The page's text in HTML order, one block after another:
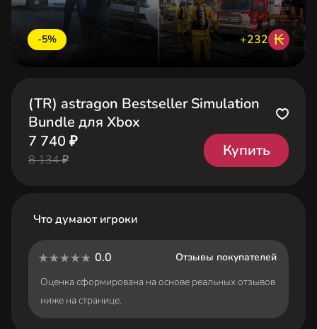
-5% +232 ₭
(TR) astragon Bestseller Simulation
Bundle для Xbox
7 740 ₽
8 134 ₽
Купить
Что думают игроки
0.0
Отзывы покупателей
Оценка сформирована на основе реальных отзывов
ниже на странице.